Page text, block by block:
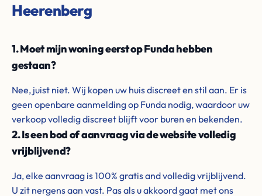
Heerenberg
1. Moet mijn woning eerst op Funda hebben
gestaan?
Nee, juist niet. Wij kopen uw huis discreet en stil aan. Er is
geen openbare aanmelding op Funda nodig, waardoor uw
verkoop volledig discreet blijft voor buren en bekenden.
2. Is een bod of aanvraag via de website volledig
vrijblijvend?
Ja, elke aanvraag is 100% gratis and volledig vrijblijvend.
U zit nergens aan vast. Pas als u akkoord gaat met ons